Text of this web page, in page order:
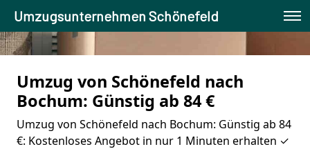
Umzugsunternehmen Schönefeld
Umzug von Schönefeld nach
Bochum: Günstig ab 84 €
Umzug von Schönefeld nach Bochum: Günstig ab 84
€: Kostenloses Angebot in nur 1 Minuten erhalten ✓